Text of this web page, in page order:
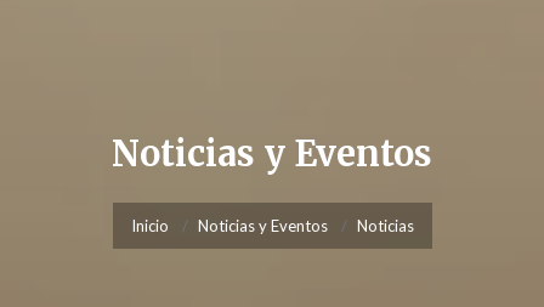
Noticias y Eventos
Inicio Noticias y Eventos Noticias